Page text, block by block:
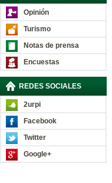
Opinión
Turismo
Notas de prensa
Encuestas
REDES SOCIALES
2urpi
Facebook
Twitter
Google+